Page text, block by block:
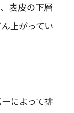
表皮の下層
上がってい
によって排